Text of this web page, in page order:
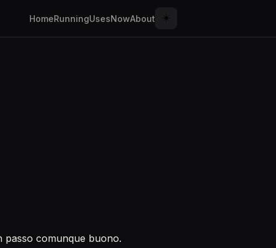
HomeRunningUsesNowAbout ☀️
passo comunque buono.